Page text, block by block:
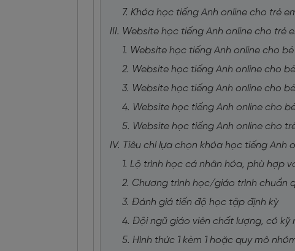
7. Khóa học tiếng Anh online cho trẻ
III. Website học tiếng Anh online cho trẻ
1. Website học tiếng Anh online cho
2. Website học tiếng Anh online cho
3. Website học tiếng Anh online cho
4. Website học tiếng Anh online cho
5. Website học tiếng Anh online cho
IV. Tiêu chí lựa chọn khóa học tiếng Anh
1. Lộ trình học cá nhân hóa, phù hợp
2. Chương trình học/giáo trình chuẩn
3. Đánh giá tiến độ học tập định kỳ
4. Đội ngũ giáo viên chất lượng, có
5. Hình thức 1 kèm 1 hoặc quy mô